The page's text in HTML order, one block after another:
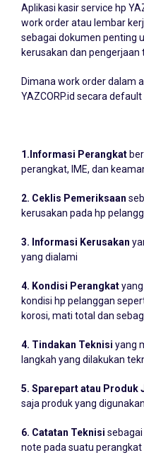
Aplikasi kasir service hp
work order atau lembar
sebagai dokumen penting
kerusakan dan pengerjaan
Dimana work order dalam
1.Informasi Perangkat
perangkat, IME, dan
2. Ceklis Pemeriksaan
kerusakan pada hp
3. Informasi Kerusakan
yang dialami
4. Kondisi Perangkat
kondisi hp pelanggan
korosi, mati total dan
4. Tindakan Teknisi yang
langkah yang dilakukan
5. Sparepart atau Produk
saja produk yang
6. Catatan Teknisi
note pada suatu perangkat